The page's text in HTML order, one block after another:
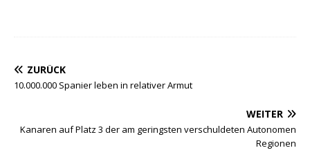
ZURÜCK
10.000.000 Spanier leben in relativer Armut
WEITER
Kanaren auf Platz 3 der am geringsten verschuldeten Autonomen
Regionen